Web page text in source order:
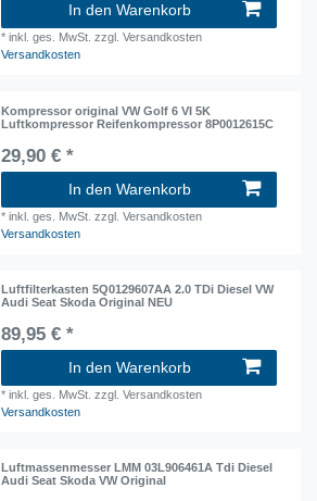
In den Warenkorb
*inkl. ges. MwSt. zzgl. Versandkosten
Versandkosten
Kompressor original VW Golf 6 VI 5K
Luftkompressor Reifenkompressor 8P0012615C
29,90 € *
In den Warenkorb
*inkl. ges. MwSt. zzgl. Versandkosten
Versandkosten
Luftfilterkasten 5Q0129607AA 2.0 TDi Diesel VW
Audi Seat Skoda Original NEU
89,95 € *
In den Warenkorb
*inkl. ges. MwSt. zzgl. Versandkosten
Versandkosten
Luftmassenmesser LMM 03L906461A Tdi Diesel
Audi Seat Skoda VW Original